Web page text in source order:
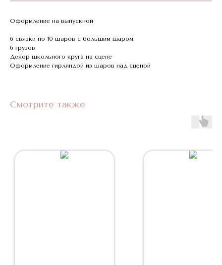
Оформление на выпускной
6 связки по 10 шаров с большим шаром
6 грузов
Декор школьного круга на сцене
Оформление гирляндой из шаров над сценой
Смотрите также